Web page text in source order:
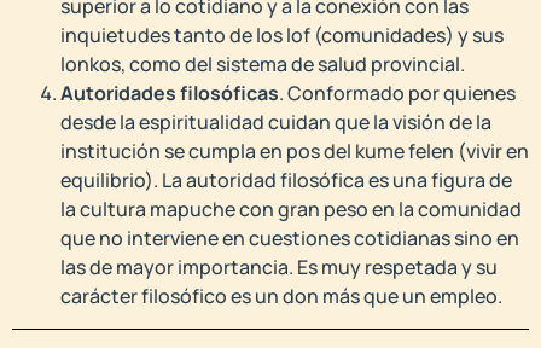
superior a lo cotidiano y a la conexión con las
inquietudes tanto de los lof (comunidades) y sus
lonkos, como del sistema de salud provincial.
Autoridades filosóficas. Conformado por quienes
desde la espiritualidad cuidan que la visión de la
institución se cumpla en pos del kume felen (vivir en
equilibrio). La autoridad filosófica es una figura de
la cultura mapuche con gran peso en la comunidad
que no interviene en cuestiones cotidianas sino en
las de mayor importancia. Es muy respetada y su
carácter filosófico es un don más que un empleo.